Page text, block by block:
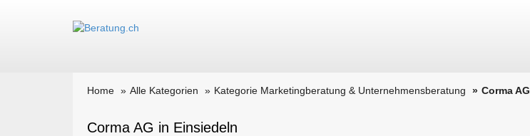
Home Alle Kategorien Kategorie Marketingberatung & Unternehmensberatung Corma AG
Corma AG in Einsiedeln